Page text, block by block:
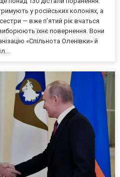
у російських колоніях, а
— вже п’ятий рік вчаться
їхнє повернення. Вони
«Спільнота Оленівки» й